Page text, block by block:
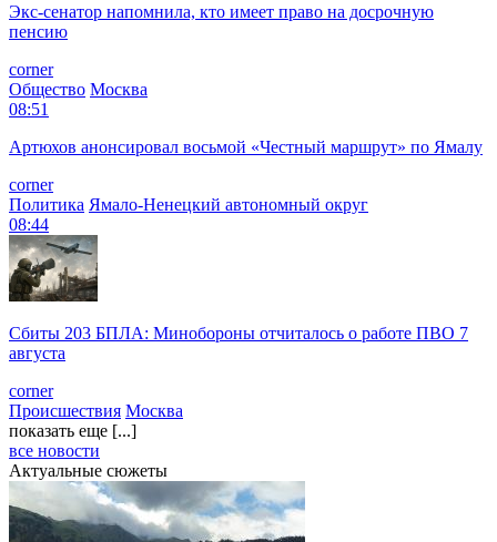
Экс-сенатор напомнила, кто имеет право на досрочную
пенсию
corner
Общество Москва
08:51
Артюхов анонсировал восьмой «Честный маршрут» по Ямалу
corner
Политика Ямало-Ненецкий автономный округ
08:44
Сбиты 203 БПЛА: Минобороны отчиталось о работе ПВО 7
августа
corner
Происшествия Москва
показать еще [...]
все новости
Актуальные сюжеты